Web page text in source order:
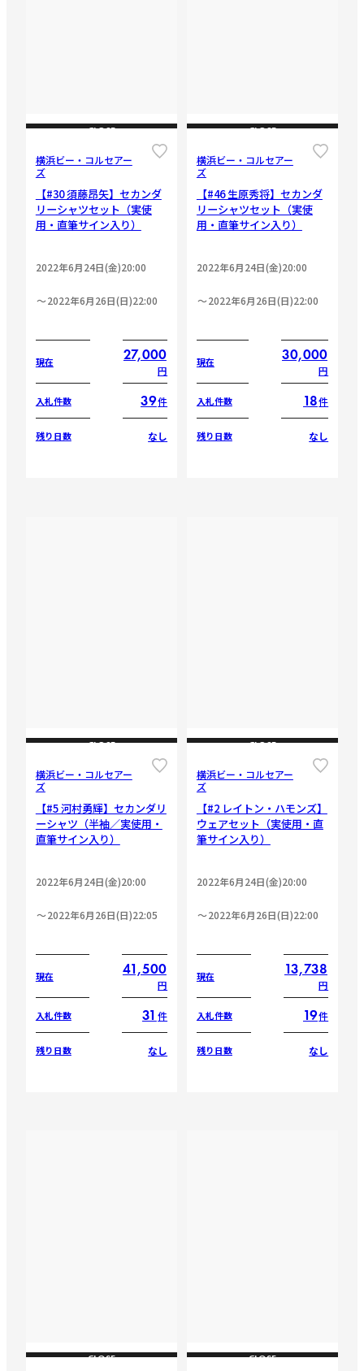
CLOSE
横浜ビー・コルセアー
ズ
【#30 須藤昂矢】セカンダ
リーシャツセット（実使
用・直筆サイン入り）
2022年6月24日(金)20:00
2022年6月26日(日)22:00
現在 27,000
円
入札件数 39件
残り日数 なし
CLOSE
横浜ビー・コルセアー
ズ
【#46 生原秀将】セカンダ
リーシャツセット（実使
用・直筆サイン入り）
2022年6月24日(金)20:00
2022年6月26日(日)22:00
現在 30,000
円
入札件数 18件
残り日数 なし
CLOSE
横浜ビー・コルセアー
ズ
【#5 河村勇輝】セカンダリ
ーシャツ（半袖／実使用・
直筆サイン入り）
2022年6月24日(金)20:00
2022年6月26日(日)22:05
現在 41,500
円
入札件数 31 件
残り日数 なし
CLOSE
横浜ビー・コルセアー
ズ
【#2 レイトン・ハモンズ】
ウェアセット（実使用・直
筆サイン入り）
2022年6月24日(金)20:00
2022年6月26日(日)22:00
現在 13,738
円
入札件数 19件
残り日数 なし
CLOSE CLOSE